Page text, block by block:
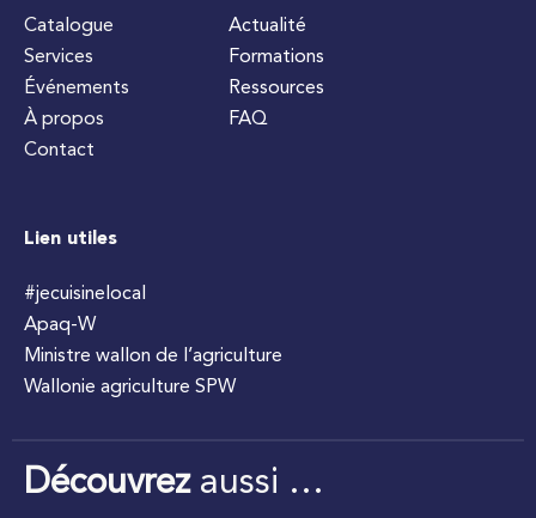
Catalogue
Services
Événements
À propos
Contact
Actualité
Formations
Ressources
FAQ
Lien utiles
#jecuisinelocal
Apaq-W
Ministre wallon de l’agriculture
Wallonie agriculture SPW
Découvrezaussi …